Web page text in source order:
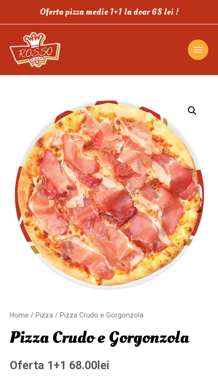
Oferta pizza medie 1+1 la doar 68 lei !
Home / Pizza / Pizza Crudo e Gorgonzola
Pizza Crudo e Gorgonzola
Oferta 1+1 68.00 lei